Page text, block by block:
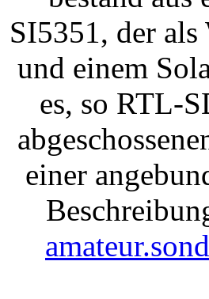
SI5351, der
und einem
es, so RTL-
einer